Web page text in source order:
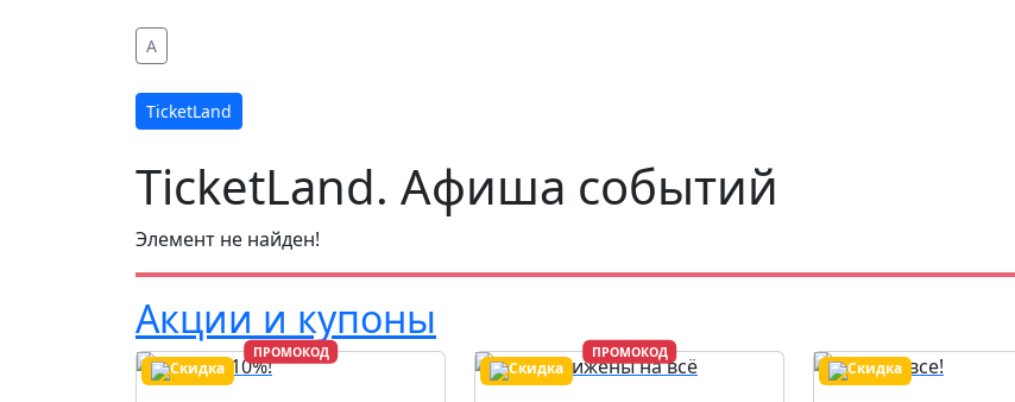
A
TicketLand
TicketLand. Афиша событий
Элемент не найден!
Акции и купоны
ПРОМОКОД ПРОМОКОД